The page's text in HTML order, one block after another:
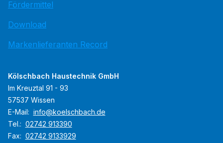
Fördermittel
Download
Markenlieferanten Record
Kölschbach Haustechnik GmbH
Im Kreuztal 91 - 93
57537 Wissen
E-Mail: info@koelschbach.de
Tel.: 02742 913390
Fax: 02742 9133929